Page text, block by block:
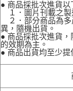
● 商品採批次進貨以
１．圖片刊載之製
２．部分商品為多
異，隨機出貨。
● 商品採批次進貨
的效期為主。
● 商品出貨均至少提